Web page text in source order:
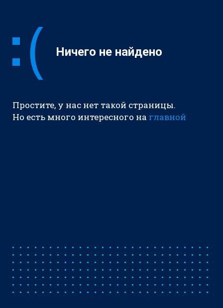
Ничего не найдено
Простите, у нас нет такой страницы.
Но есть много интересного на главной